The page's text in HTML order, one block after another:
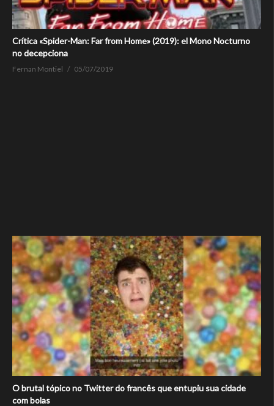
Crítica «Spider-Man: Far from Home» (2019): el Mono Nocturno
no decepciona
Fernan Montiel 05/07/2019
O brutal tópico no Twitter do francês que entupiu sua cidade
com bolas